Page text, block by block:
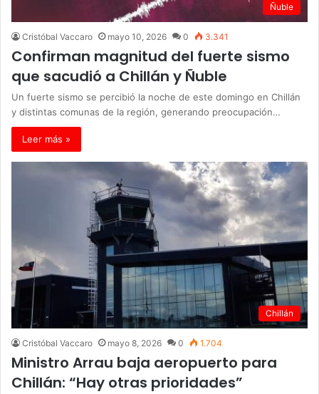
Ñuble
Cristóbal Vaccaro mayo 10, 2026 0 3.341
Confirman magnitud del fuerte sismo
que sacudió a Chillán y Ñuble
Un fuerte sismo se percibió la noche de este domingo en Chillán
y distintas comunas de la región, generando preocupación…
Leer más »
Chillán
Cristóbal Vaccaro mayo 8, 2026 0 1.704
Ministro Arrau baja aeropuerto para
Chillán: “Hay otras prioridades”